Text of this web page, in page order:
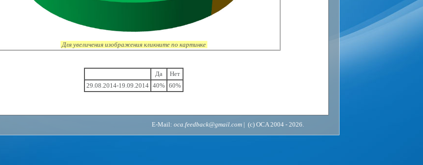
Для увеличения изображения кликните по картинке
Да
Нет
29.08.2014-19.09.2014 40% 60%
E-Mail: oca.feedback@gmail.com | (c) OCA 2004 - 2026.